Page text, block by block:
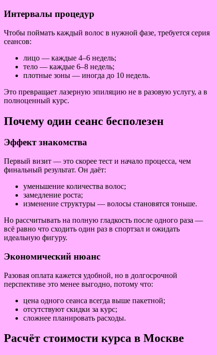
Интервалы процедур
Чтобы поймать каждый волос в нужной фазе, требуется серия
сеансов:
лицо — каждые 4–6 недель;
тело — каждые 6–8 недель;
плотные зоны — иногда до 10 недель.
Это превращает лазерную эпиляцию не в разовую услугу, а в
полноценный курс.
Почему один сеанс бесполезен
Эффект знакомства
Первый визит — это скорее тест и начало процесса, чем
финальный результат. Он даёт:
уменьшение количества волос;
замедление роста;
изменение структуры — волосы становятся тоньше.
Но рассчитывать на полную гладкость после одного раза —
всё равно что сходить один раз в спортзал и ожидать
идеальную фигуру.
Экономический нюанс
Разовая оплата кажется удобной, но в долгосрочной
перспективе это менее выгодно, потому что:
цена одного сеанса всегда выше пакетной;
отсутствуют скидки за курс;
сложнее планировать расходы.
Расчёт стоимости курса в Москве